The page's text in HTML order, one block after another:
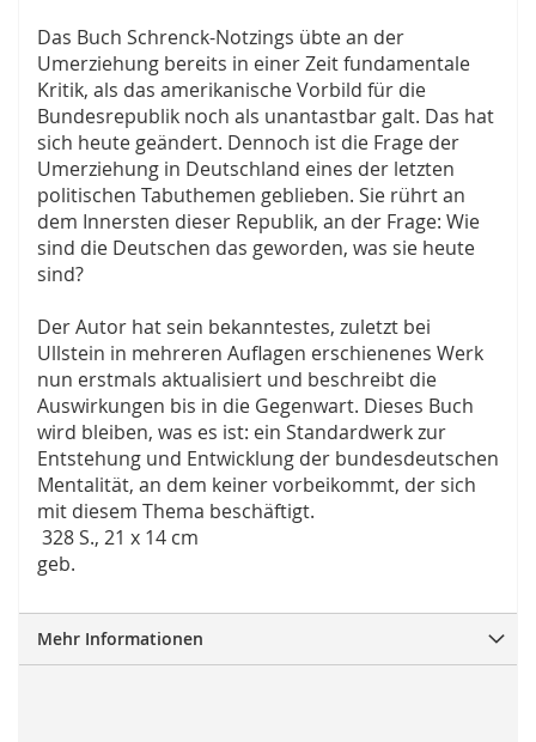
Das Buch Schrenck-Notzings übte an der
Umerziehung bereits in einer Zeit fundamentale
Kritik, als das amerikanische Vorbild für die
Bundesrepublik noch als unantastbar galt. Das hat
sich heute geändert. Dennoch ist die Frage der
Umerziehung in Deutschland eines der letzten
politischen Tabuthemen geblieben. Sie rührt an
dem Innersten dieser Republik, an der Frage: Wie
sind die Deutschen das geworden, was sie heute
sind?
Der Autor hat sein bekanntestes, zuletzt bei
Ullstein in mehreren Auflagen erschienenes Werk
nun erstmals aktualisiert und beschreibt die
Auswirkungen bis in die Gegenwart. Dieses Buch
wird bleiben, was es ist: ein Standardwerk zur
Entstehung und Entwicklung der bundesdeutschen
Mentalität, an dem keiner vorbeikommt, der sich
mit diesem Thema beschäftigt.
328 S., 21 x 14 cm
geb.
Mehr Informationen